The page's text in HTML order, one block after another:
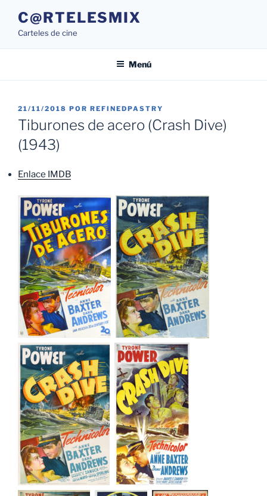
contenido
C@RTELESMIX
Carteles de cine
Menú
PUBLICADO
EL
21/11/2018 POR REFINEDPASTRY
Tiburones de acero (Crash Dive)
(1943)
Enlace IMDB